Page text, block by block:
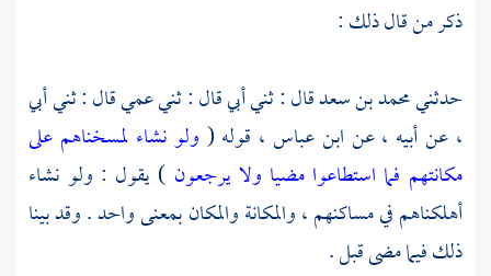
ذكر من قال ذلك :
حدثنيمحمد بن سعدقال : ثني أبي قال : ثني عمي قال : ثني أبي
، عن أبيه ، عن ابن عباس ، قوله ( ولو نشاء لمسخناهم على
مكانتهم فما استطاعوا مضيا ولا يرجعون ) يقول : ولو نشاء
أهلكناهم في مساكنهم ، والمكانة والمكان بمعنى واحد . وقد بينا
ذلك فيما مضى قبل .